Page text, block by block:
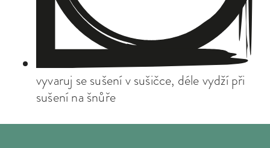
vyvaruj se sušení v sušičce, déle vydží při
sušení na šnůře